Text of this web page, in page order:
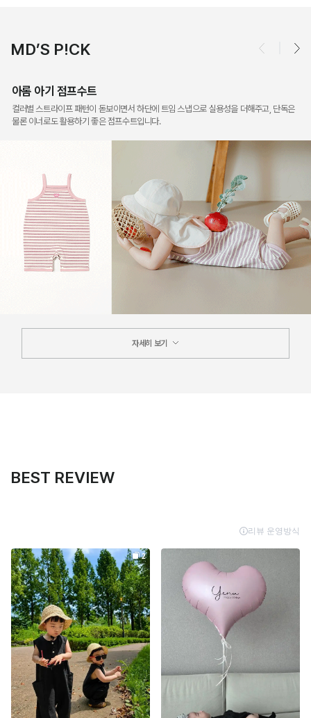
MD’S P!CK
아롬 아기 점프수트
컬러별 스트라이프 패턴이 돋보이면서 하단에 트임 스냅으로 실용성을 더해주고, 단독은
물론 이너로도 활용하기 좋은 점프수트입니다.
자세히 보기
BEST REVIEW